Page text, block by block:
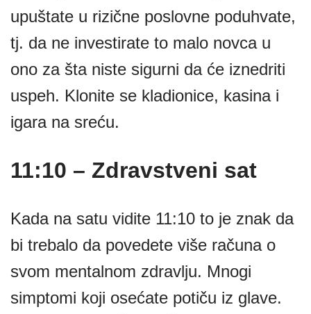
upuštate u rizične poslovne poduhvate,
tj. da ne investirate to malo novca u
ono za šta niste sigurni da će iznedriti
uspeh. Klonite se kladionice, kasina i
igara na sreću.
11:10 – Zdravstveni sat
Kada na satu vidite 11:10 to je znak da
bi trebalo da povedete više računa o
svom mentalnom zdravlju. Mnogi
simptomi koji osećate potiču iz glave.